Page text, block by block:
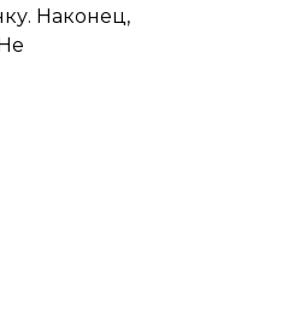
Наконец,